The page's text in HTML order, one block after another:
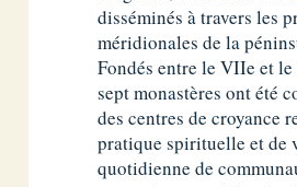
disséminés à travers les
méridionales de la
Fondés entre le VIIe et
sept monastères ont été
des centres de croyance
pratique spirituelle et de
quotidienne de